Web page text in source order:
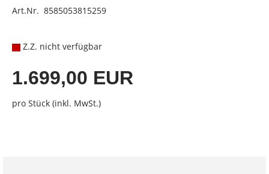
Art.Nr. 8585053815259
Z.Z. nicht verfügbar
1.699,00 EUR
pro Stück (inkl. MwSt.)